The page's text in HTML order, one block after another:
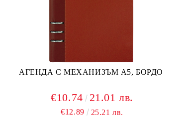
АГЕНДА С МЕХАНИЗЪМ А5, БОРДО
€10.74 21.01 лв.
€12.89 25.21 лв.